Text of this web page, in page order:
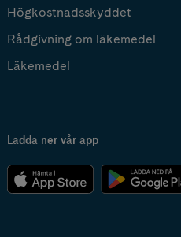
Högkostnadsskyddet
Rådgivning om läkemedel
Läkemedel
Ladda ner vår app